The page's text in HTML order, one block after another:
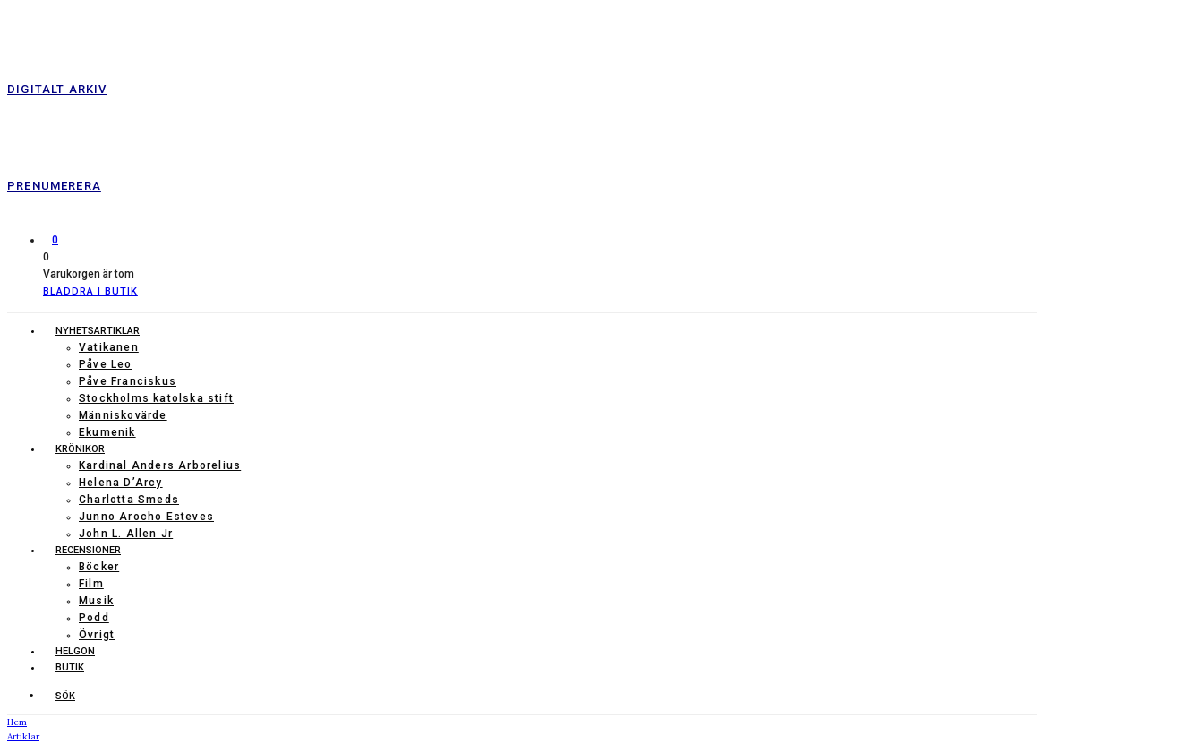
DIGITALT ARKIV
PRENUMERERA
0
0
Varukorgen är tom
BLÄDDRA I BUTIK
NYHETSARTIKLAR
Vatikanen
Påve Leo
Påve Franciskus
Stockholms katolska stift
Människovärde
Ekumenik
KRÖNIKOR
Kardinal Anders Arborelius
Helena D’Arcy
Charlotta Smeds
Junno Arocho Esteves
John L. Allen Jr
RECENSIONER
Böcker
Film
Musik
Podd
Övrigt
HELGON
BUTIK
SÖK
Hem
Artiklar